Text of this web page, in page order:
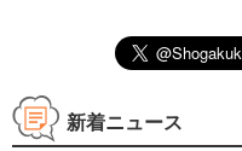
新着ニュース